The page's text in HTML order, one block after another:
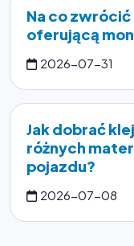
Na co
oferującą
2026-07-31
Jak dobrać
różnych
pojazdu?
2026-07-08